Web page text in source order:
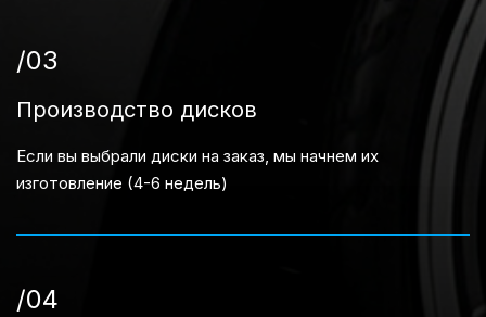
/03
Производство дисков
Если вы выбрали диски на заказ, мы начнем их
изготовление (4-6 недель)
/04